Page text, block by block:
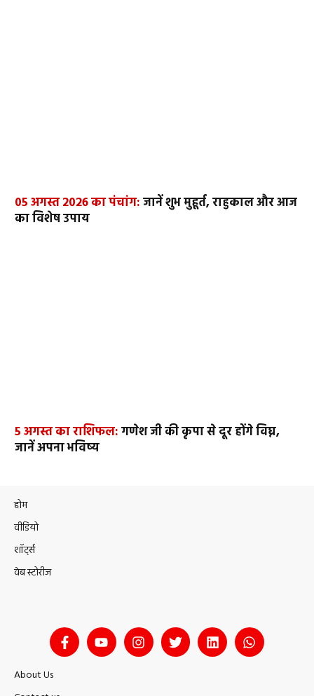
05 अगस्त 2026 का पंचांग:जानें शुभ मुहूर्त, राहुकाल और आज
का विशेष उपाय
5 अगस्त का राशिफल:गणेश जी की कृपा से दूर होंगे विघ्न,
जानें अपना भविष्य
होम
वीडियो
शॉर्ट्स
वेब स्टोरीज
About Us